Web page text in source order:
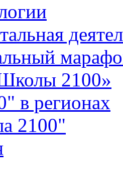
2100»
в регионах
2100"